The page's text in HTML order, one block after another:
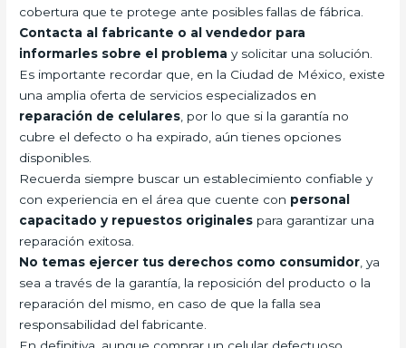
cobertura que te protege ante posibles fallas de fábrica.
Contacta al fabricante o al vendedor para
informarles sobre el problema y solicitar una solución.
Es importante recordar que, en la Ciudad de México, existe
una amplia oferta de servicios especializados en
reparación de celulares, por lo que si la garantía no
cubre el defecto o ha expirado, aún tienes opciones
disponibles.
Recuerda siempre buscar un establecimiento confiable y
con experiencia en el área que cuente con personal
capacitado y repuestos originales para garantizar una
reparación exitosa.
No temas ejercer tus derechos como consumidor, ya
sea a través de la garantía, la reposición del producto o la
reparación del mismo, en caso de que la falla sea
responsabilidad del fabricante.